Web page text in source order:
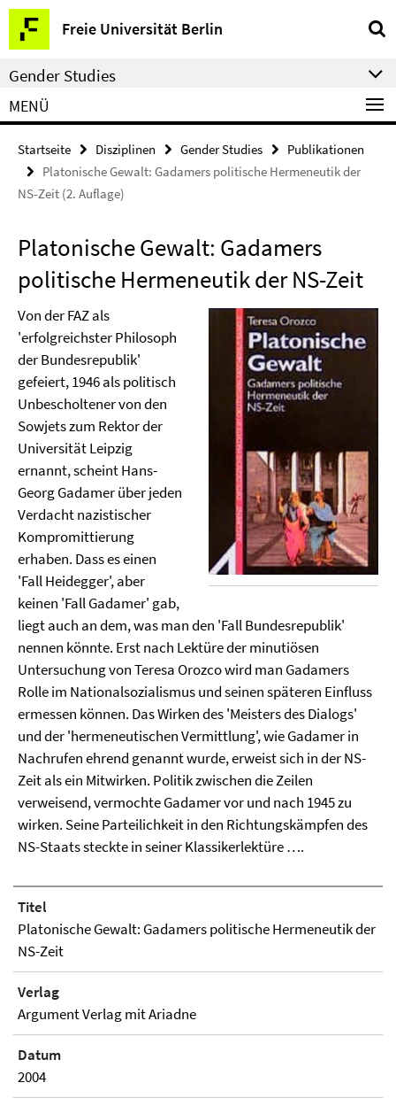
Springe
direkt
zu
Inhalt
Freie Universität Berlin
Service-
Navigation
Gender Studies
MENÜ
Startseite Disziplinen Gender Studies
Publikationen
Platonische Gewalt: Gadamers politische Hermeneutik der
NS-Zeit (2. Auflage)
Platonische Gewalt: Gadamers
politische Hermeneutik der NS-Zeit
Von der FAZ als
'erfolgreichster Philosoph
der Bundesrepublik'
gefeiert, 1946 als politisch
Unbescholtener von den
Sowjets zum Rektor der
Universität Leipzig
ernannt, scheint Hans-
Georg Gadamer über jeden
Verdacht nazistischer
Kompromittierung
erhaben. Dass es einen
'Fall Heidegger', aber
keinen 'Fall Gadamer' gab,
liegt auch an dem, was man den 'Fall Bundesrepublik'
nennen könnte. Erst nach Lektüre der minutiösen
Untersuchung von Teresa Orozco wird man Gadamers
Rolle im Nationalsozialismus und seinen späteren Einfluss
ermessen können. Das Wirken des 'Meisters des Dialogs'
und der 'hermeneutischen Vermittlung', wie Gadamer in
Nachrufen ehrend genannt wurde, erweist sich in der NS-
Zeit als ein Mitwirken. Politik zwischen die Zeilen
verweisend, vermochte Gadamer vor und nach 1945 zu
wirken. Seine Parteilichkeit in den Richtungskämpfen des
NS-Staats steckte in seiner Klassikerlektüre ….
Titel
Platonische Gewalt: Gadamers politische Hermeneutik der
NS-Zeit
Verlag
Argument Verlag mit Ariadne
Datum
2004